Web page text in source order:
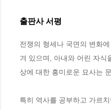
출판사 서평
전쟁의 형세나 국면의 변화
겨 있으며, 아내와 어린 자식
상에 대한 흥미로운 묘사는
특히 역사를 공부하고 가르